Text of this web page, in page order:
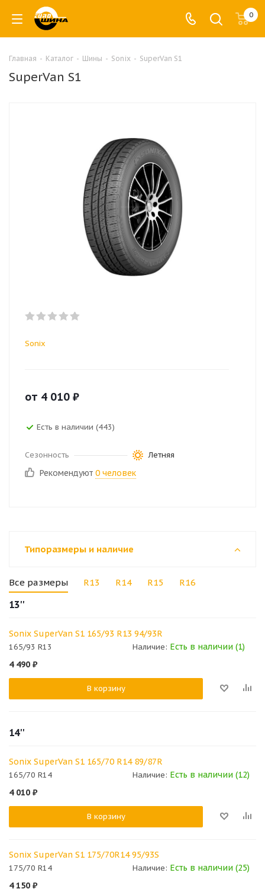
0
Главная - Каталог - Шины - Sonix - SuperVan S1
SuperVan S1
Sonix
от 4 010 ₽
Есть в наличии (443)
Сезонность Летняя
Рекомендуют 0 человек
Типоразмеры и наличие
Все размеры R13 R14 R15 R16
13''
Sonix SuperVan S1 165/93 R13 94/93R
165/93 R13 Наличие: Есть в наличии (1)
4 490 ₽
В корзину
14''
Sonix SuperVan S1 165/70 R14 89/87R
165/70 R14 Наличие: Есть в наличии (12)
4 010 ₽
В корзину
Sonix SuperVan S1 175/70R14 95/93S
175/70 R14 Наличие: Есть в наличии (25)
4 150 ₽